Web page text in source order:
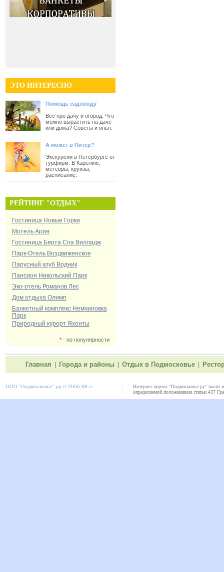
ЭТО ИНТЕРЕСНО
Помощь садоводу
Все про дачу и огород. Что
можно вырастить на даче
или дома? Советы и опыт.
А может в Питер?
Экскурсии в Петербурге от
турфирм. В Карелию,
метеоры, круизы,
расписание.
РЕЙТИНГ "ОТДЫХ"
Гостиница Новые Горки
Мотель Ария
Гостиница Берта Спа Вилладж
Парк-Отель Воздвиженское
Парусный клуб Водник
Пансион Никольский Парк
Эко-отель Романов Лес
Дом отдыха Олимп
Банкетный комплекс Немчиновка
Парк
Природный курорт Яхонты
*- по популярности
Главная Города и районы Отдых в Подмосковье
ООО "Подмосковье" .ру © 2006-08 гг.
Интернет портал "Подмосковье.ру" носит
определяемой положениями статьи 437